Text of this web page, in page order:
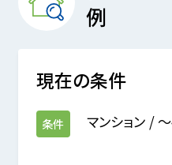
例
現在の条件
条件 マンション